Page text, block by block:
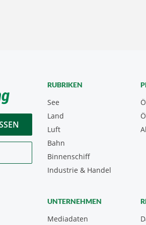
RUBRIKEN
See
Land
Luft
Bahn
Binnenschiff
Industrie & Handel
UNTERNEHMEN
Mediadaten